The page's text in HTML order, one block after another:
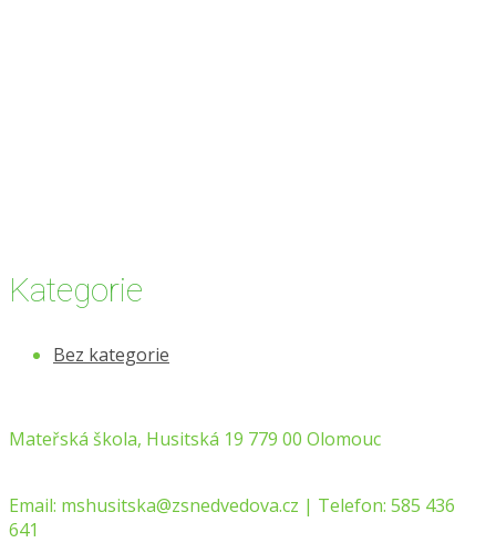
Kategorie
Bez kategorie
Mateřská škola, Husitská 19 779 00 Olomouc
Email: mshusitska@zsnedvedova.cz | Telefon: 585 436
641